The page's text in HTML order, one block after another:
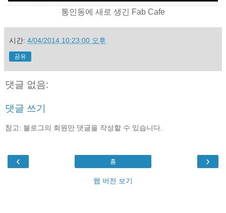
통인동에 새로 생긴 Fab Cafe
시간: 4/04/2014 10:23:00 오후
공유
댓글 없음:
댓글 쓰기
참고: 블로그의 회원만 댓글을 작성할 수 있습니다.
‹ ›
홈
웹 버전 보기